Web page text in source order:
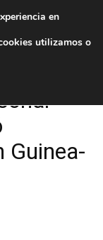
Guinea-
en
utilizamos o